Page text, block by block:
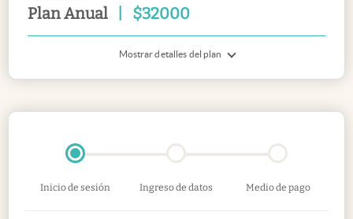
Plan Anual $32000
Mostrar detalles del plan
Inicio de sesión Ingreso de datos Medio de pago